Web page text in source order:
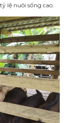
lệ nuôi sống cao.